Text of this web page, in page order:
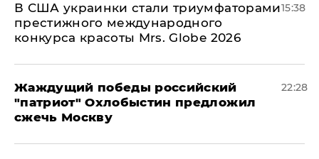
В США украинки стали триумфаторами
престижного международного
конкурса красоты Mrs. Globe 2026
15:38
Жаждущий победы российский
"патриот" Охлобыстин предложил
сжечь Москву
22:28